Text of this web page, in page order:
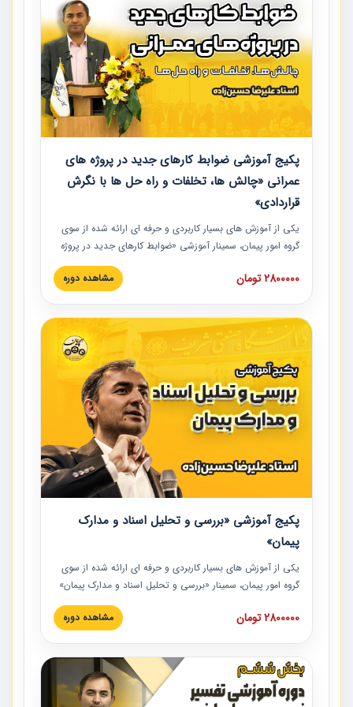
پکیج آموزشی ضوابط کارهای جدید در پروژه های
عمرانی «چالش ها، تخلفات و راه حل ها با نگرش
قراردادی»
یکی از آموزش‏‏‏‏‏‏ های بسیار کاربردی و حرفه‏ ای ارائه شده از سوی
گروه امور پیمان، سمینار آموزشی «ضوابط کارهای جدید در پروژه
های عمرانی» چالش ها، تخلفات و راه حل ها با نگرش قراردادی
است که در محل سندیکای شرکت های ساختمانی کشور ارائه شد.
مدارک پیمان به همراه تجربیات عملی ارائه شده است.
2800000 تومان مشاهده دوره
پکیج آموزشی «بررسی و تحلیل اسناد و مدارک
پیمان»
یکی از آموزش‏‏‏‏‏‏ های بسیار کاربردی و حرفه‏ ای ارائه شده از سوی
گروه امور پیمان، سمینار «بررسی و تحلیل اسناد و مدارک پیمان»
است که در دانشگاه صنعتی شریف ارائه شد. در این آموزش
نکات کلیدی مربوط به اسناد و مدارک پیمان، اولویت بندی اسناد
پیمان به همراه تجربیات عملی در این خصوص ارائه شده است.
2800000 تومان مشاهده دوره